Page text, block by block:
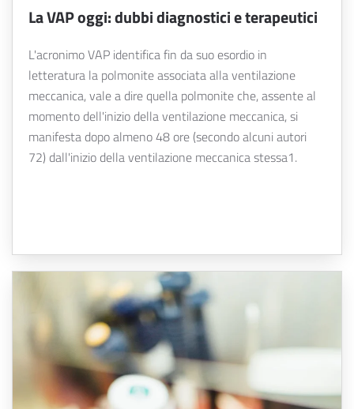
La VAP oggi: dubbi diagnostici e terapeutici
L'acronimo VAP identifica fin da suo esordio in
letteratura la polmonite associata alla ventilazione
meccanica, vale a dire quella polmonite che, assente al
momento dell'inizio della ventilazione meccanica, si
manifesta dopo almeno 48 ore (secondo alcuni autori
72) dall'inizio della ventilazione meccanica stessa1.